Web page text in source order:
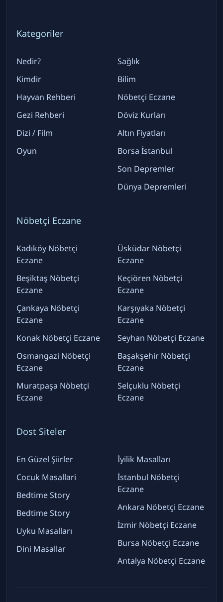
Kategoriler
Nedir?
Kimdir
Hayvan Rehberi
Gezi Rehberi
Dizi / Film
Oyun
Sağlık
Bilim
Nöbetçi Eczane
Döviz Kurları
Altın Fiyatları
Borsa İstanbul
Son Depremler
Dünya Depremleri
Nöbetçi Eczane
Kadıköy Nöbetçi
Eczane
Beşiktaş Nöbetçi
Eczane
Çankaya Nöbetçi
Eczane
Konak Nöbetçi Eczane
Osmangazi Nöbetçi
Eczane
Muratpaşa Nöbetçi
Eczane
Üsküdar Nöbetçi
Eczane
Keçiören Nöbetçi
Eczane
Karşıyaka Nöbetçi
Eczane
Seyhan Nöbetçi Eczane
Başakşehir Nöbetçi
Eczane
Selçuklu Nöbetçi
Eczane
Dost Siteler
En Güzel Şiirler
Cocuk Masallari
Bedtime Story
Bedtime Story
Uyku Masalları
Dini Masallar
İyilik Masalları
İstanbul Nöbetçi
Eczane
Ankara Nöbetçi Eczane
İzmir Nöbetçi Eczane
Bursa Nöbetçi Eczane
Antalya Nöbetçi Eczane